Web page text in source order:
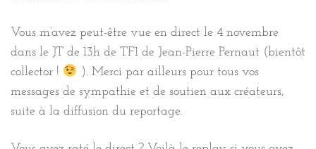
Vous m’avez peut-être vue en direct le 4 novembre
dans le JT de 13h de TF1 de Jean-Pierre Pernaut (bientôt
collector !
). Merci par ailleurs pour tous vos
messages de sympathie et de soutien aux créateurs,
suite à la diffusion du reportage.